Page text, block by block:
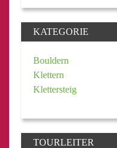
KATEGORIE
Bouldern
Klettern
Klettersteig
TOURLEITER